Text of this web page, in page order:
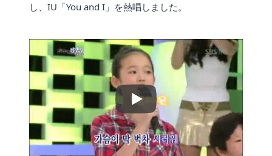
し、IU「You and I」を熱唱しました。